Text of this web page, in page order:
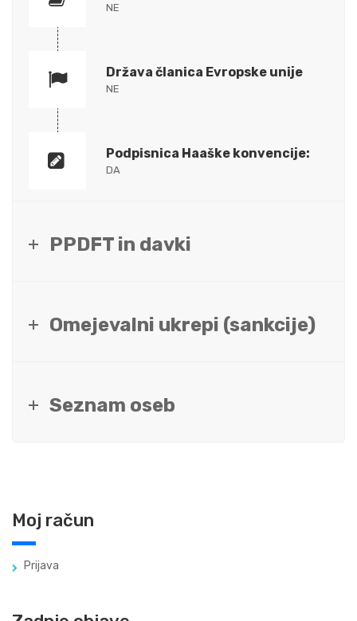
NE
Država članica Evropske unije
NE
Podpisnica Haaške konvencije:
DA
PPDFT in davki
Omejevalni ukrepi (sankcije)
Seznam oseb
Moj račun
Prijava